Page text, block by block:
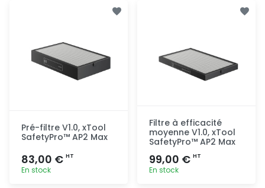
Pré-filtre V1.0, xTool
SafetyPro™ AP2 Max
83,00 € HT
En stock
Filtre à efficacité
moyenne V1.0, xTool
SafetyPro™ AP2 Max
99,00 € HT
En stock